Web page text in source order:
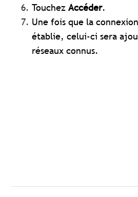
TouchezAccéder.
Une fois que la
établie, celui-ci sera
réseaux connus.